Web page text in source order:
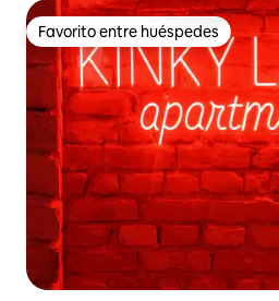
Favorito entre huéspedes
Favorito entre huéspedes